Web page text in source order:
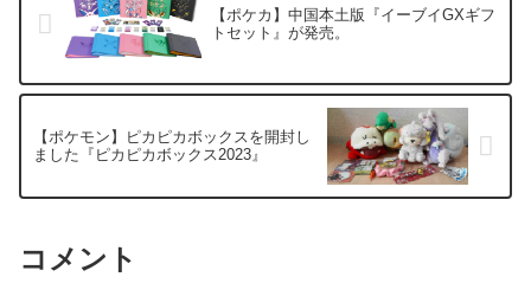
【ポケカ】中国本土版『イーブイGXギフ
トセット』が発売。
【ポケモン】ピカピカボックスを開封し
ました『ピカピカボックス2023』
コメント